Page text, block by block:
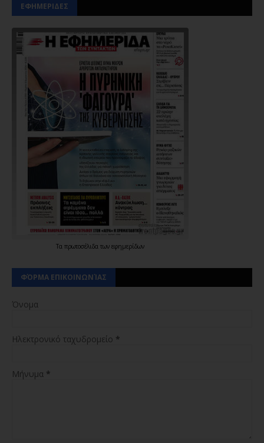
ΕΦΗΜΕΡΙΔΕΣ
Τα πρωτοσέλιδα των εφημερίδων
ΦΌΡΜΑ ΕΠΙΚΟΙΝΩΝΊΑΣ
Όνομα
Ηλεκτρονικό ταχυδρομείο *
Μήνυμα *